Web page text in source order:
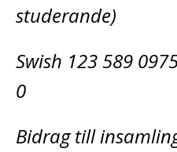
studerande)
Swish 123 589
0
Bidrag till